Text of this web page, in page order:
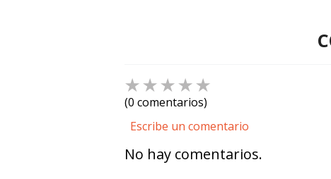
☆☆☆☆☆
(0 comentarios)
Escribe un comentario
No hay comentarios.